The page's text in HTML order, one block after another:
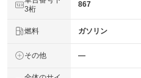
3桁
867
燃料 ガソリン
その他 ―